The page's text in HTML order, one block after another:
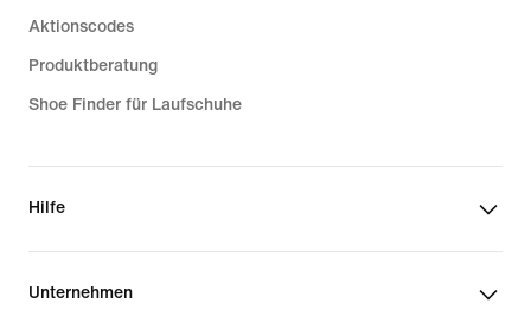
Aktionscodes
Produktberatung
Shoe Finder für Laufschuhe
Hilfe
Unternehmen